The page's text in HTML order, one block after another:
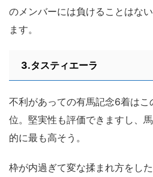
のメンバーには負けることはな
ます。
3.タスティエーラ
不利があっての有馬記念6着はこ
位。堅実性も評価できますし、
的に最も高そう。
枠が内過ぎて変な揉まれ方をし